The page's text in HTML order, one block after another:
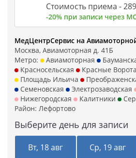
Стоимость приема -
-20% при записи через
МедЦентрСервис на
Москва, Авиамоторная д. 41Б
Метро:
Авиамоторная
Красносельская
Красные Ворота
Площадь Ильича
Семеновская
Электрозаводская
Нижегородская
Калитники
Район: Лефортово
Выберите день для записи
Вт, 18 авг Ср, 19 авг